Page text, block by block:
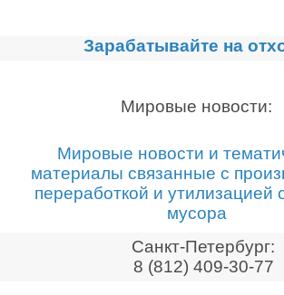
Главная
Сортировочные линии
Дробильное
Компакторы,
Реализованные проекты
Видео
Зарабатывайте на
Мировые новости:
Мировые новости и
материалы связанные с
переработкой и утилизацией
мусора
Санкт-Петербург:
8 (812) 409-30-77